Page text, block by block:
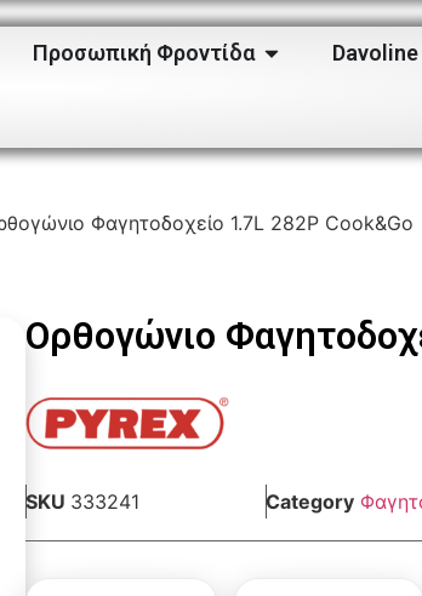
Προσωπική Φροντίδα Davoline
Φαγητοδοχείο 1.7L 282P Cook&Go
Ορθογώνιο
SKU 333241 Category